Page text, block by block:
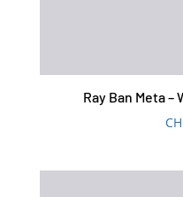
Ray Ban Meta –